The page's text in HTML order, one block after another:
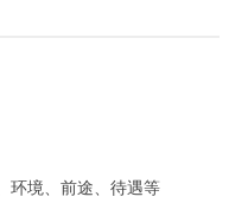
环境、前途、待遇等